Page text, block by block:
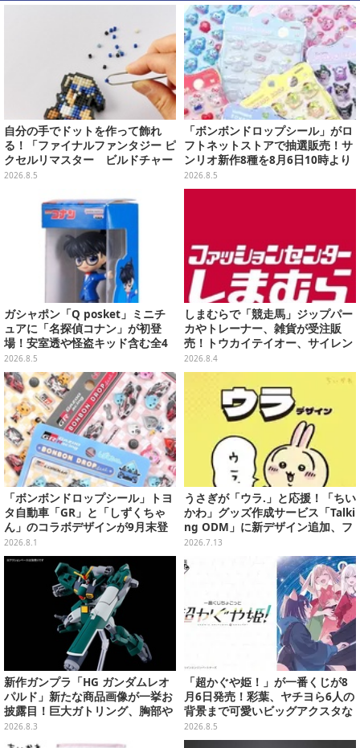
自分の手でドットを作って飾れ
る！「ファイナルファンタジー ピ
クセルリマスター ビルドチャー
ムコレクション Vol.3」が予約
2026.8.5
「ボンボンドロップシール」がロ
フトネットストアで抽選販売！サ
ンリオ新作8種を8月6日10時より
受付開始
2026.8.5
ガシャポン「Q posket」ミニチ
ュアに「名探偵コナン」が初登
場！安室透や怪盗キッド含む全4
種、パッケージをもとに裏面まで
可愛くデザイン
2026.8.5
しまむらで「競走馬」ジップパー
カやトレーナー、雑貨が受注販
売！トウカイテイオー、サイレン
ススズカなど名馬5頭をデザイン
2026.8.4
「ボンボンドロップシール」トヨ
タ自動車「GR」と「しずくちゃ
ん」のコラボデザインが9月末登
場！くま吉らも描かれた全4柄
2026.8.1
うさぎが「ウラ.」と応援！「ちい
かわ」グッズ作成サービス「Talki
ng ODM」に新デザイン追加、フ
ェイスタオルやTシャツなどライ
ンナップ
2026.7.13
新作ガンプラ「HG ガンダムレオ
パルド」新たな商品画像が一挙お
披露目！巨大ガトリング、胸部や
肩武装のハッチ展開までたっぷり
11枚
2026.8.3
「超かぐや姫！」が一番くじが8
月6日発売！彩葉、ヤチヨら6人の
背景まで可愛いビッグアクスタな
ど
2026.8.5